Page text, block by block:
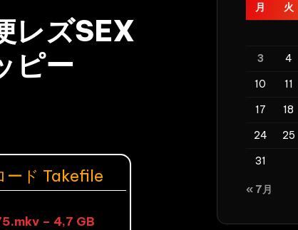
レズSEX
ピー
ード Takefile
– 4,7 GB
月 火
3
4
10
11
17
18
24
25
31
« 7月